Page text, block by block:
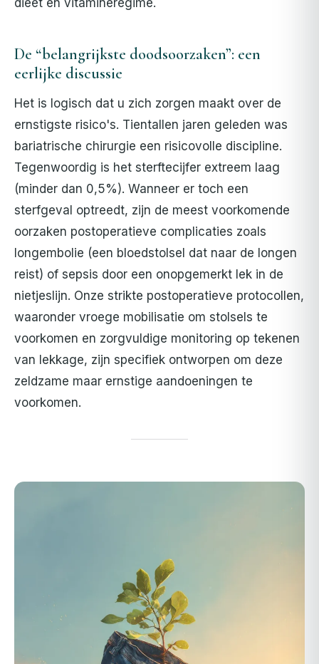
De “belangrijkste doodsoorzaken”: een
eerlijke discussie
Het is logisch dat u zich zorgen maakt over de
ernstigste risico's. Tientallen jaren geleden was
bariatrische chirurgie een risicovolle discipline.
Tegenwoordig is het sterftecijfer extreem laag
(minder dan 0,5%). Wanneer er toch een
sterfgeval optreedt, zijn de meest voorkomende
oorzaken postoperatieve complicaties zoals
longembolie (een bloedstolsel dat naar de longen
reist) of sepsis door een onopgemerkt lek in de
nietjeslijn. Onze strikte postoperatieve protocollen,
waaronder vroege mobilisatie om stolsels te
voorkomen en zorgvuldige monitoring op tekenen
van lekkage, zijn specifiek ontworpen om deze
zeldzame maar ernstige aandoeningen te
voorkomen.